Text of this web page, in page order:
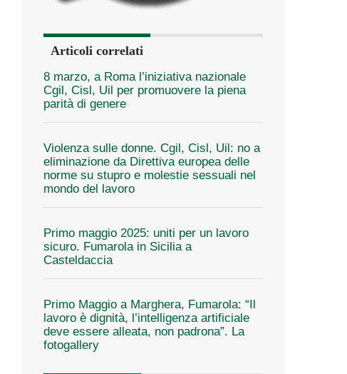
Articoli correlati
8 marzo, a Roma l’iniziativa nazionale
Cgil, Cisl, Uil per promuovere la piena
parità di genere
Violenza sulle donne. Cgil, Cisl, Uil: no a
eliminazione da Direttiva europea delle
norme su stupro e molestie sessuali nel
mondo del lavoro
Primo maggio 2025: uniti per un lavoro
sicuro. Fumarola in Sicilia a
Casteldaccia
Primo Maggio a Marghera, Fumarola: “Il
lavoro è dignità, l’intelligenza artificiale
deve essere alleata, non padrona”. La
fotogallery